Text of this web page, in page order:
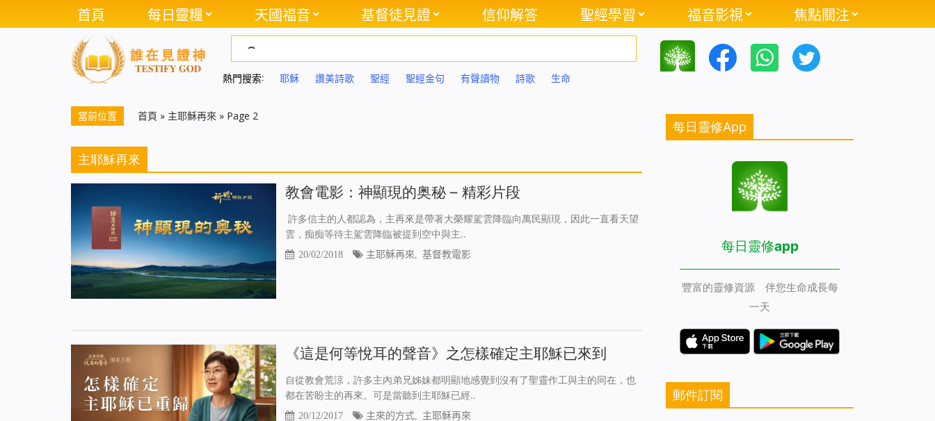
首頁 每日靈糧 天國福音 基督徒見證 信仰解答 聖經學習 福音影視 焦點關注
熱門搜索: 耶穌 讚美詩歌 聖經 聖經金句 有聲讀物 詩歌 生命
當前位置 首頁 » 主耶穌再來 » Page 2
主耶穌再來
教會電影：神顯現的奥秘 – 精彩片段
許多信主的人都認為，主再來是帶著大榮耀駕雲降臨向萬民顯現，因此一直看天望
雲，痴痴等待主駕雲降臨被提到空中與主..
20/02/2018 主耶穌再來 基督教電影
《這是何等悅耳的聲音》之怎樣確定主耶穌已來到
自從教會荒涼，許多主內弟兄姊妹都明顯地感覺到沒有了聖靈作工與主的同在，也
都在苦盼主的再來。可是當聽到主耶穌已經..
20/12/2017 主來的方式, 主耶穌再來
每日靈修App
每日靈修app
豐富的靈修資源 伴您生命成長每
一天
郵件訂閱